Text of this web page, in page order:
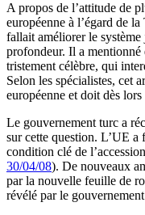
A propos de l’attitude de
européenne à l’égard de
fallait améliorer le
profondeur. Il a mentionné
tristement célèbre, qui
Selon les spécialistes, cet
européenne et doit dès lors
Le gouvernement turc a
sur cette question. L’UE a
condition clé de
30/04/08). De nouveaux
par la nouvelle feuille de
révélé par le